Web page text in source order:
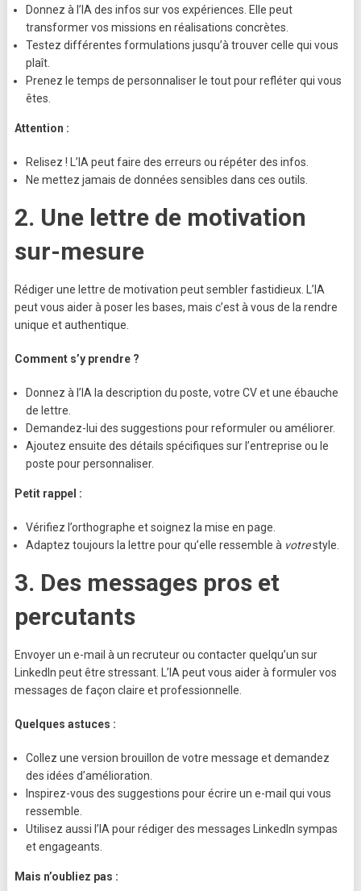
Donnez à l’IA des infos sur vos expériences. Elle peut
transformer vos missions en réalisations concrètes.
Testez différentes formulations jusqu’à trouver celle qui vous
plaît.
Prenez le temps de personnaliser le tout pour refléter qui vous
êtes.
Attention :
Relisez ! L’IA peut faire des erreurs ou répéter des infos.
Ne mettez jamais de données sensibles dans ces outils.
2. Une lettre de motivation
sur-mesure
Rédiger une lettre de motivation peut sembler fastidieux. L’IA
peut vous aider à poser les bases, mais c’est à vous de la rendre
unique et authentique.
Comment s’y prendre ?
Donnez à l’IA la description du poste, votre CV et une ébauche
de lettre.
Demandez-lui des suggestions pour reformuler ou améliorer.
Ajoutez ensuite des détails spécifiques sur l’entreprise ou le
poste pour personnaliser.
Petit rappel :
Vérifiez l’orthographe et soignez la mise en page.
Adaptez toujours la lettre pour qu’elle ressemble à votrestyle.
3. Des messages pros et
percutants
Envoyer un e-mail à un recruteur ou contacter quelqu’un sur
LinkedIn peut être stressant. L’IA peut vous aider à formuler vos
messages de façon claire et professionnelle.
Quelques astuces :
Collez une version brouillon de votre message et demandez
des idées d’amélioration.
Inspirez-vous des suggestions pour écrire un e-mail qui vous
ressemble.
Utilisez aussi l’IA pour rédiger des messages LinkedIn sympas
et engageants.
Mais n’oubliez pas :